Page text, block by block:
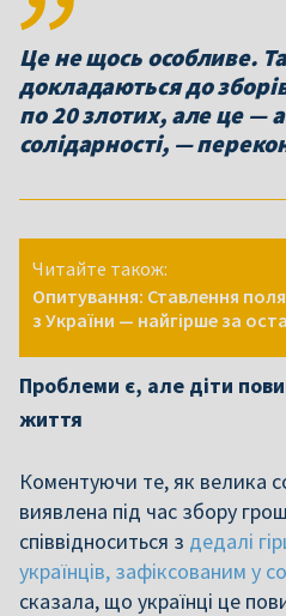
Це не щось особливе.
докладаються до
по 20 злотих, але це —
солідарності, —
Читайте також:
Опитування: Ставлення
з України — найгірше за
Проблеми є, але діти
життя
Коментуючи те, як велика
виявлена під час збору
співвідноситься з дедалі
українців, зафіксованим у
сказала, що українці це